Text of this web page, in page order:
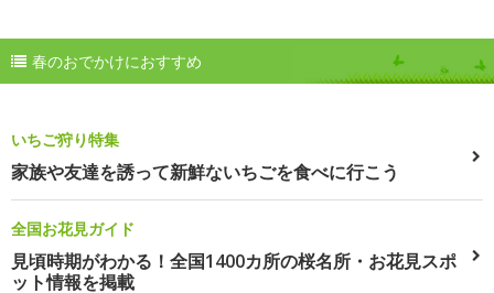
春のおでかけにおすすめ
いちご狩り特集
家族や友達を誘って新鮮ないちごを食べに行こう
全国お花見ガイド
見頃時期がわかる！全国1400カ所の桜名所・お花見スポ
ット情報を掲載